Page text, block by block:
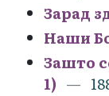
Зарад
Наши
Зашто
1)